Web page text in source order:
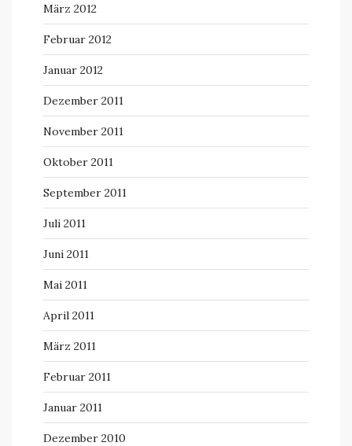
März 2012
Februar 2012
Januar 2012
Dezember 2011
November 2011
Oktober 2011
September 2011
Juli 2011
Juni 2011
Mai 2011
April 2011
März 2011
Februar 2011
Januar 2011
Dezember 2010